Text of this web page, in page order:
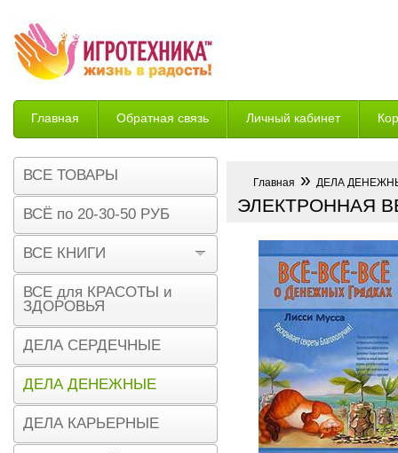
Главная Обратная связь Личный кабинет
Возврат
Главная » ДЕЛА
ЭЛЕКТРОННАЯ
ВСЕ ТОВАРЫ
ВСЁ по 20-30-50 РУБ
ВСЕ КНИГИ
ВСЕ для КРАСОТЫ и
ЗДОРОВЬЯ
ДЕЛА СЕРДЕЧНЫЕ
ДЕЛА ДЕНЕЖНЫЕ
ДЕЛА КАРЬЕРНЫЕ